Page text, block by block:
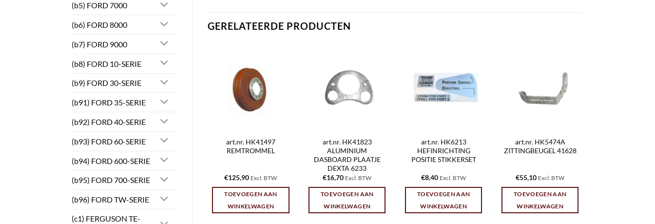
(b5) FORD 7000
(b6) FORD 8000
(b7) FORD 9000
(b8) FORD 10-SERIE
(b9) FORD 30-SERIE
(b91) FORD 35-SERIE
(b92) FORD 40-SERIE
(b93) FORD 60-SERIE
(b94) FORD 600-SERIE
(b95) FORD 700-SERIE
(b96) FORD TW-SERIE
(c1) FERGUSON TE-
GERELATEERDE PRODUCTEN
art.nr. HK41497
REMTROMMEL
€125,90 Excl. BTW
TOEVOEGEN AAN
WINKELWAGEN
art.nr. HK41823
ALUMINIUM
DASBOARD PLAATJE
DEXTA 6233
€16,70 Excl. BTW
TOEVOEGEN AAN
WINKELWAGEN
art.nr. HK6213
HEFINRICHTING
POSITIE STIKKERSET
€8,40 Excl. BTW
TOEVOEGEN AAN
WINKELWAGEN
art.nr. HK5474A
ZITTINGBEUGEL 41628
€55,10 Excl. BTW
TOEVOEGEN AAN
WINKELWAGEN